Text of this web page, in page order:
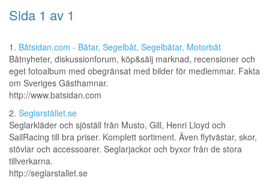
Sida 1 av 1
1. Båtsidan.com - Båtar, Segelbåt, Segelbåtar, Motorbåt
Båtnyheter, diskussionforum, köp&sälj marknad, recensioner och
eget fotoalbum med obegränsat med bilder för medlemmar. Fakta
om Sveriges Gästhamnar.
http://www.batsidan.com
2. Seglarstället.se
Seglarkläder och sjöställ från Musto, Gill, Henri Lloyd och
SailRacing till bra priser. Komplett sortiment. Även flytvästar, skor,
stövlar och accessoarer. Seglarjackor och byxor från de stora
tillverkarna.
http://seglarstallet.se